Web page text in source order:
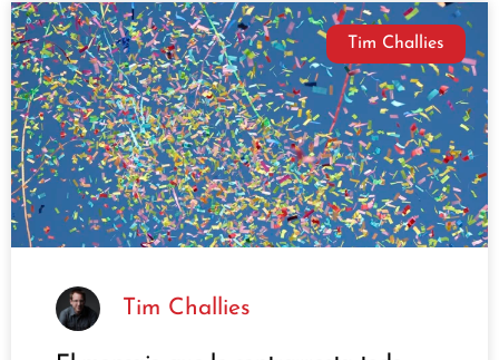
Tim Challies
Tim Challies